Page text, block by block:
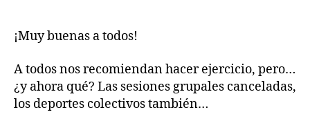
¡Muy buenas a todos!
A todos nos recomiendan hacer ejercicio, pero…
¿y ahora qué? Las sesiones grupales canceladas,
los deportes colectivos también…